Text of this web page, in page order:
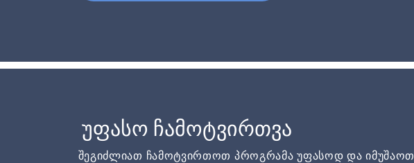
უფასო ჩამოტვირთვა
შეგიძლიათ ჩამოტვირთოთ პროგრამა უფასოდ და იმუშაოთ